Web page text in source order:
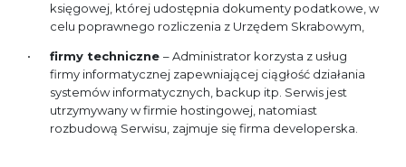
księgowej, której udostępnia dokumenty podatkowe, w
celu poprawnego rozliczenia z Urzędem Skrabowym,
firmy techniczne – Administrator korzysta z usług
firmy informatycznej zapewniającej ciągłość działania
systemów informatycznych, backup itp. Serwis jest
utrzymywany w firmie hostingowej, natomiast
rozbudową Serwisu, zajmuje się firma developerska.